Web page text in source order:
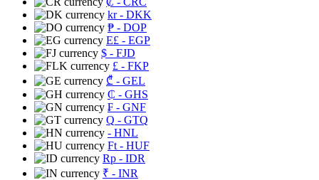
kr- DKK
₱ - DOP
E£ - EGP
$ - FJD
£ - FKP
₾ - GEL
₵ - GHS
₣ - GNF
Q - GTQ
- HNL
Ft - HUF
Rp - IDR
₹ - INR